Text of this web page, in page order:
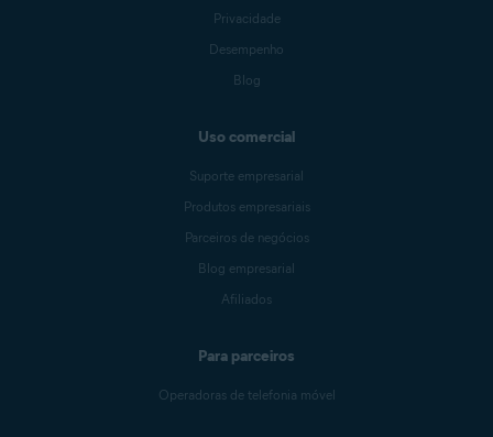
Privacidade
Desempenho
Blog
Uso comercial
Suporte empresarial
Produtos empresariais
Parceiros de negócios
Blog empresarial
Afiliados
Para parceiros
Operadoras de telefonia móvel